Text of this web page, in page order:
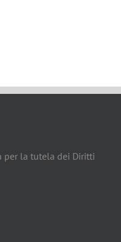
per la tutela dei Diritti